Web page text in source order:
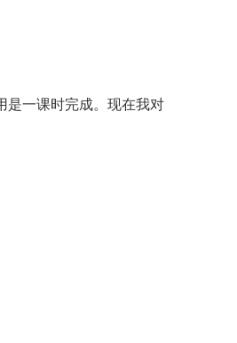
是一课时完成。现在我对